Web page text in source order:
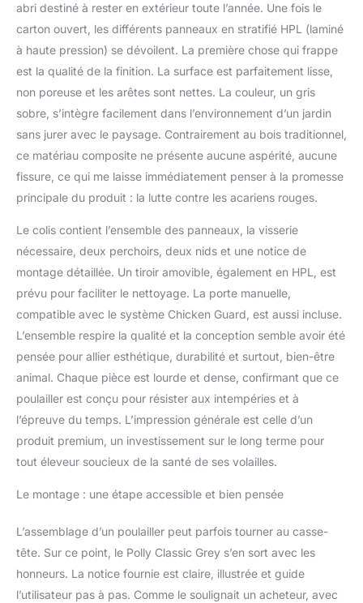
abri destiné à rester en extérieur toute l’année. Une fois le
carton ouvert, les différents panneaux en stratifié HPL (laminé
à haute pression) se dévoilent. La première chose qui frappe
est la qualité de la finition. La surface est parfaitement lisse,
non poreuse et les arêtes sont nettes. La couleur, un gris
sobre, s’intègre facilement dans l’environnement d’un jardin
sans jurer avec le paysage. Contrairement au bois traditionnel,
ce matériau composite ne présente aucune aspérité, aucune
fissure, ce qui me laisse immédiatement penser à la promesse
principale du produit : la lutte contre les acariens rouges.
Le colis contient l’ensemble des panneaux, la visserie
nécessaire, deux perchoirs, deux nids et une notice de
montage détaillée. Un tiroir amovible, également en HPL, est
prévu pour faciliter le nettoyage. La porte manuelle,
compatible avec le système Chicken Guard, est aussi incluse.
L’ensemble respire la qualité et la conception semble avoir été
pensée pour allier esthétique, durabilité et surtout, bien-être
animal. Chaque pièce est lourde et dense, confirmant que ce
poulailler est conçu pour résister aux intempéries et à
l’épreuve du temps. L’impression générale est celle d’un
produit premium, un investissement sur le long terme pour
tout éleveur soucieux de la santé de ses volailles.
Le montage : une étape accessible et bien pensée
L’assemblage d’un poulailler peut parfois tourner au casse-
tête. Sur ce point, le Polly Classic Grey s’en sort avec les
honneurs. La notice fournie est claire, illustrée et guide
l’utilisateur pas à pas. Comme le soulignait un acheteur, avec